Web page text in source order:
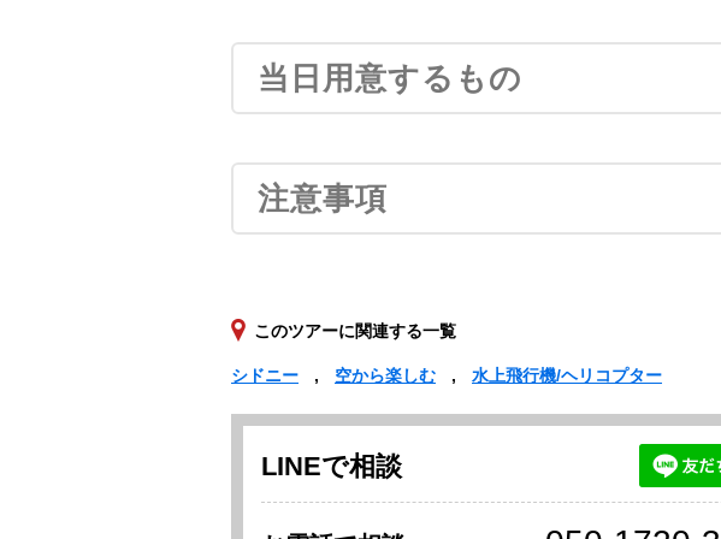
当日用意するもの
注意事項
このツアーに関連する一覧
シドニー 空から楽しむ 水上飛行機/ヘリコプター
LINEで相談